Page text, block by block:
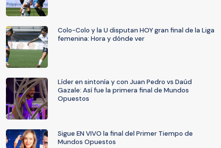
Colo-Colo y la U disputan HOY gran final de la Liga
femenina: Hora y dónde ver
Líder en sintonía y con Juan Pedro vs Daúd
Gazale: Así fue la primera final de Mundos
Opuestos
Sigue EN VIVO la final del Primer Tiempo de
Mundos Opuestos